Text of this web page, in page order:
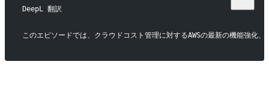
DeepL 翻訳
このエピソードでは、クラウドコスト管理に対するAWSの最新の機能強